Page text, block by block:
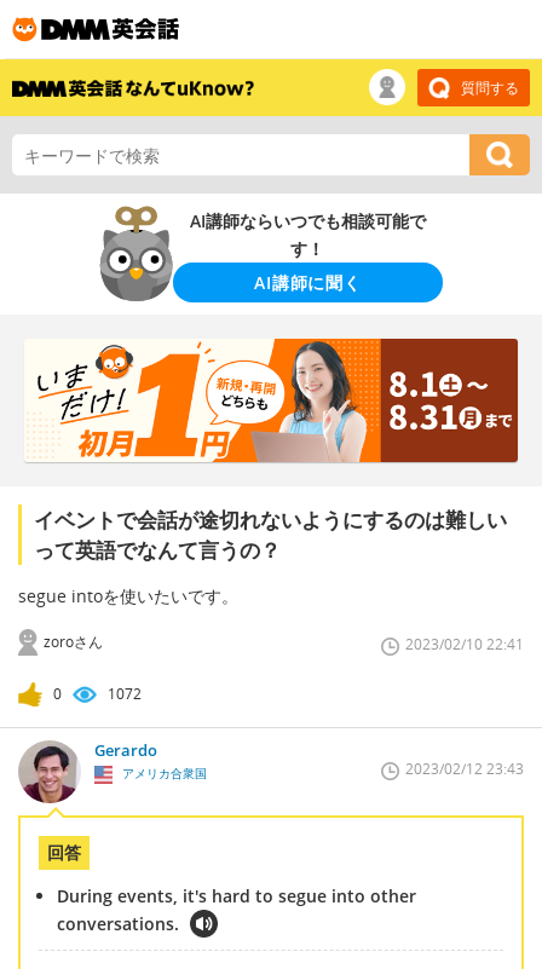
質問する
AI講師ならいつでも相談可能で
す！
AI講師に聞く
イベントで会話が途切れないようにするのは難しい
って英語でなんて言うの？
segue intoを使いたいです。
zoroさん 2023/02/10 22:41
0 1072
Gerardo
アメリカ合衆国 2023/02/12 23:43
回答
During events, it's hard to segue into other
conversations.